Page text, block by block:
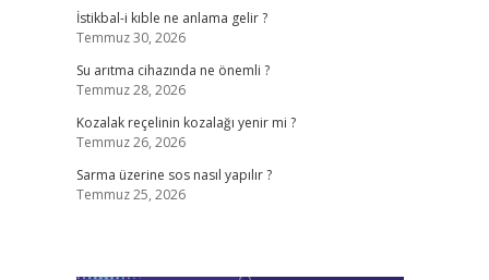
İstikbal-i kıble ne anlama gelir ?
Temmuz 30, 2026
Su arıtma cihazında ne önemli ?
Temmuz 28, 2026
Kozalak reçelinin kozalağı yenir mi ?
Temmuz 26, 2026
Sarma üzerine sos nasıl yapılır ?
Temmuz 25, 2026